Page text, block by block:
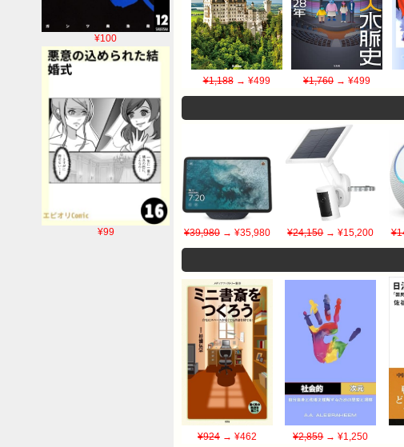
¥100
¥99
¥1,188→ ¥499 ¥1,760 → ¥499
¥39,980 → ¥35,980 ¥24,150→ ¥15,200
¥924 → ¥462 ¥2,859→ ¥1,250